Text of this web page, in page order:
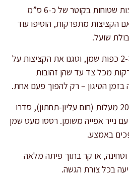
בידיים לחות, עצבו קציצות שטוחות בקוטר של כ-6 ס”מ
הקציצות מתפרקות, הוסיפו עוד
שועל.
טיגון: חממו מחבת עם 2-3 כפות שמן, וטגנו את הקציצות על
בינונית-נמוכה כ-3 דקות מכל צד עד שהן זהובות
בזמן הטיגון – רק להפוך פעם אחת.
לאפייה: חממו תנור ל-200 מעלות (חום עליון-תחתון), סדרו
נייר אפייה משומן. רססו מעט שמן
או קר בתוך פיתה מלאה
בכל צורת הגשה.